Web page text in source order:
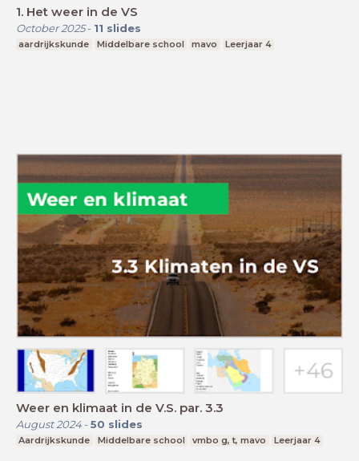
1. Het weer in de VS
October 2025- 11 slides
aardrijkskunde Middelbare school mavo Leerjaar 4
Weer en klimaat in de V.S. par. 3.3
August 2024- 50 slides
Aardrijkskunde Middelbare school vmbo g, t, mavo Leerjaar 4